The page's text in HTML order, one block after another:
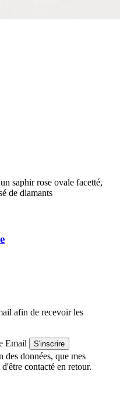
saphir rose ovale facetté,
de diamants
afin de recevoir les
Email S'inscrire
des données, que mes
contacté en retour.